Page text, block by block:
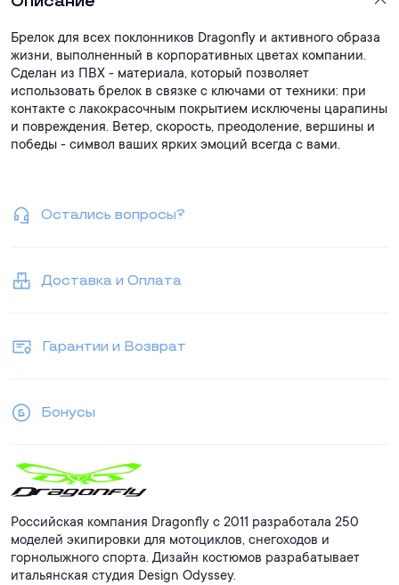
Брелок для всех поклонников Dragonfly и активного образа
жизни, выполненный в корпоративных цветах компании.
Сделан из ПВХ - материала, который позволяет
использовать брелок в связке с ключами от техники: при
контакте с лакокрасочным покрытием исключены царапины
и повреждения. Ветер, скорость, преодоление, вершины и
победы - символ ваших ярких эмоций всегда с вами.
Остались вопросы?
Доставка и Оплата
Гарантии и Возврат
Бонусы
Российская компания Dragonfly с 2011 разработала 250
моделей экипировки для мотоциклов, снегоходов и
горнолыжного спорта. Дизайн костюмов разрабатывает
итальянская студия Design Odyssey.